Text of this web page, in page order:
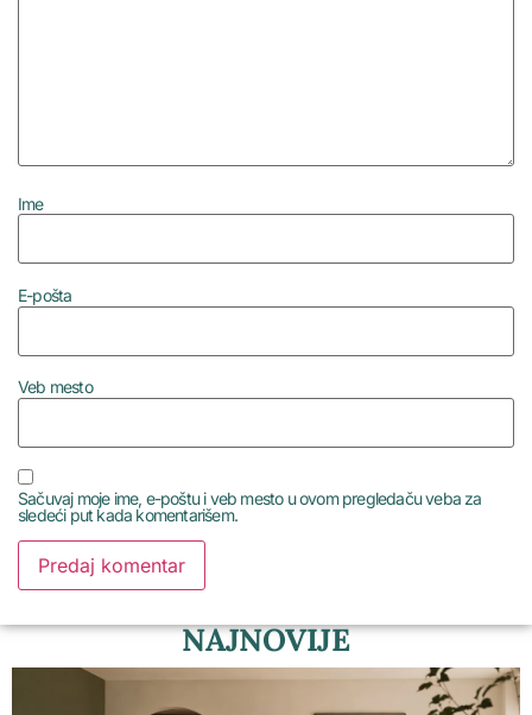
Ime
E-pošta
Veb mesto
Sačuvaj moje ime, e-poštu i veb mesto u ovom pregledaču veba za
sledeći put kada komentarišem.
NAJNOVIJE